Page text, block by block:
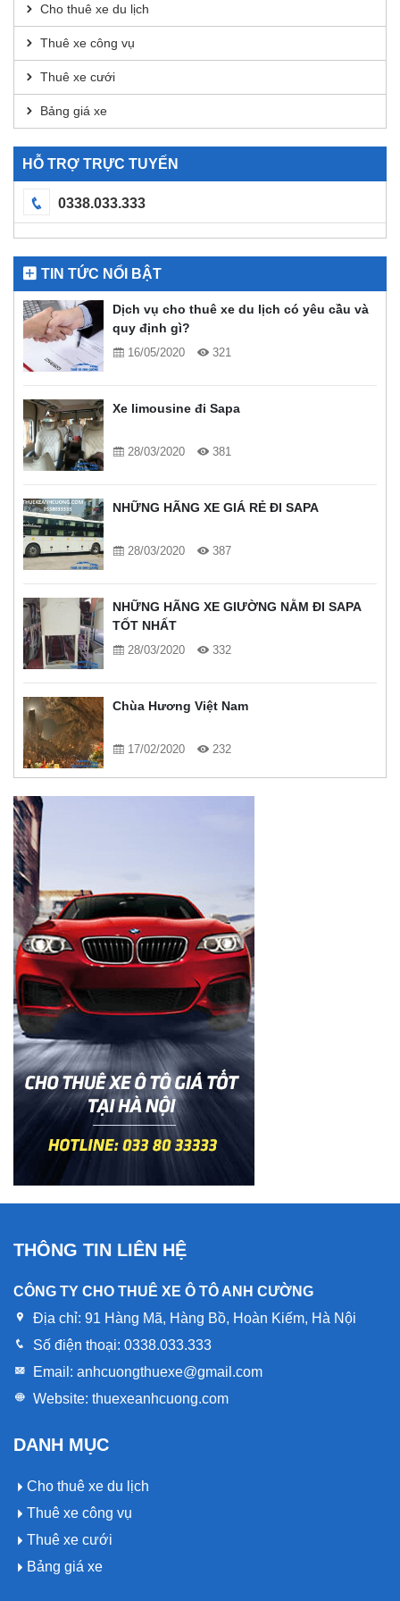
Cho thuê xe du lịch
Thuê xe công vụ
Thuê xe cưới
Bảng giá xe
HỖ TRỢ TRỰC TUYẾN
0338.033.333
TIN TỨC NỔI BẬT
Dịch vụ cho thuê xe du lịch có yêu cầu và
quy định gì?
16/05/2020 321
Xe limousine đi Sapa
28/03/2020 381
NHỮNG HÃNG XE GIÁ RẺ ĐI SAPA
28/03/2020 387
NHỮNG HÃNG XE GIƯỜNG NẰM ĐI SAPA
TỐT NHẤT
28/03/2020 332
Chùa Hương Việt Nam
17/02/2020 232
THÔNG TIN LIÊN HỆ
CÔNG TY CHO THUÊ XE Ô TÔ ANH CƯỜNG
Địa chỉ: 91 Hàng Mã, Hàng Bồ, Hoàn Kiếm, Hà Nội
Số điện thoại: 0338.033.333
Email: anhcuongthuexe@gmail.com
Website: thuexeanhcuong.com
DANH MỤC
Cho thuê xe du lịch
Thuê xe công vụ
Thuê xe cưới
Bảng giá xe